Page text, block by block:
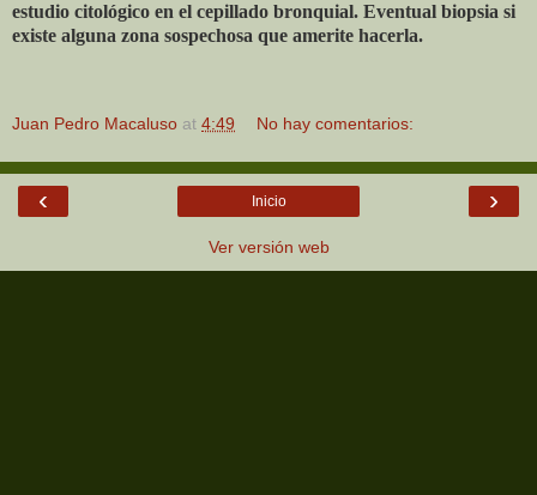
estudio citológico en el cepillado bronquial. Eventual biopsia si
existe alguna zona sospechosa que amerite hacerla.
Juan Pedro Macaluso at 4:49 No hay comentarios:
‹ ›
Inicio
Ver versión web